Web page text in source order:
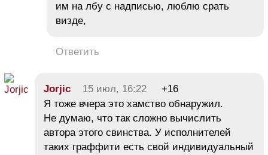
им на лбу с надписью, люблю срать
визде,
Ответить
Jorjic 15 июл, 16:22
+16
Я тоже вчера это хамство обнаружил.
Не думаю, что так сложно вычислить
автора этого свинства. У исполнителей
таких граффити есть свой индивидуальный